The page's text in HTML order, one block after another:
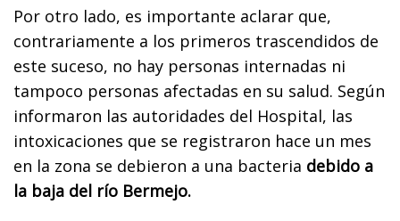
Por otro lado, es importante aclarar que,
contrariamente a los primeros trascendidos de
este suceso, no hay personas internadas ni
tampoco personas afectadas en su salud. Según
informaron las autoridades del Hospital, las
intoxicaciones que se registraron hace un mes
en la zona se debieron a una bacteria debido a
la baja del río Bermejo.